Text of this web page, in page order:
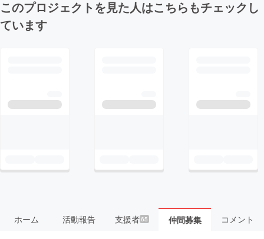
このプロジェクトを見た人はこちらもチェックし
ています
ホーム 活動報告 支援者65 仲間募集 コメント